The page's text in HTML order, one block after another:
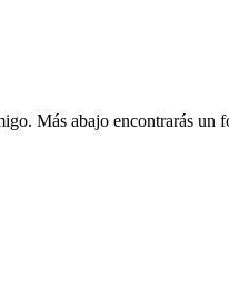
Más abajo encontrarás un